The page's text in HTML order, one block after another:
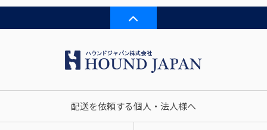
配送を依頼する個人・法人様へ